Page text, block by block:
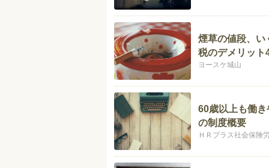
煙草の値段、い
税のデメリット
ヨースケ城山
60歳以上も働
の制度概要
ＨＲプラス社会保険